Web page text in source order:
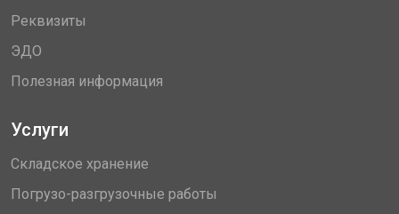
Реквизиты
ЭДО
Полезная информация
Услуги
Складское хранение
Погрузо-разгрузочные работы